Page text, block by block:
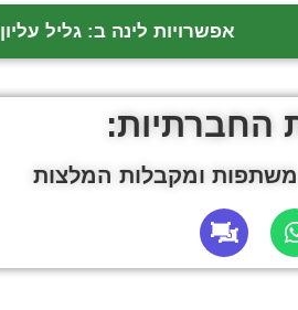
אפשרויות לינה ב: גליל עליון
החברתיות:
ומקבלות המלצות